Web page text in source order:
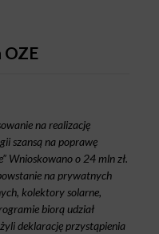
na realizację
szansą na poprawę
Wnioskowano o 24 mln zł.
na prywatnych
kolektory solarne,
biorą udział
deklarację przystąpienia